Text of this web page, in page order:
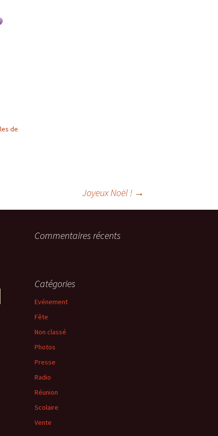
de
Joyeux Noël ! →
Commentaires récents
Catégories
Evénement
Fête
Non classé
Photos
Presse
Radio
Réunion
Scolaire
Vente